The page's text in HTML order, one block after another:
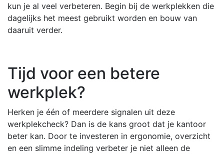
kun je al veel verbeteren. Begin bij de werkplekken die
dagelijks het meest gebruikt worden en bouw van
daaruit verder.
Tijd voor een betere
werkplek?
Herken je één of meerdere signalen uit deze
werkplekcheck? Dan is de kans groot dat je kantoor
beter kan. Door te investeren in ergonomie, overzicht
en een slimme indeling verbeter je niet alleen de